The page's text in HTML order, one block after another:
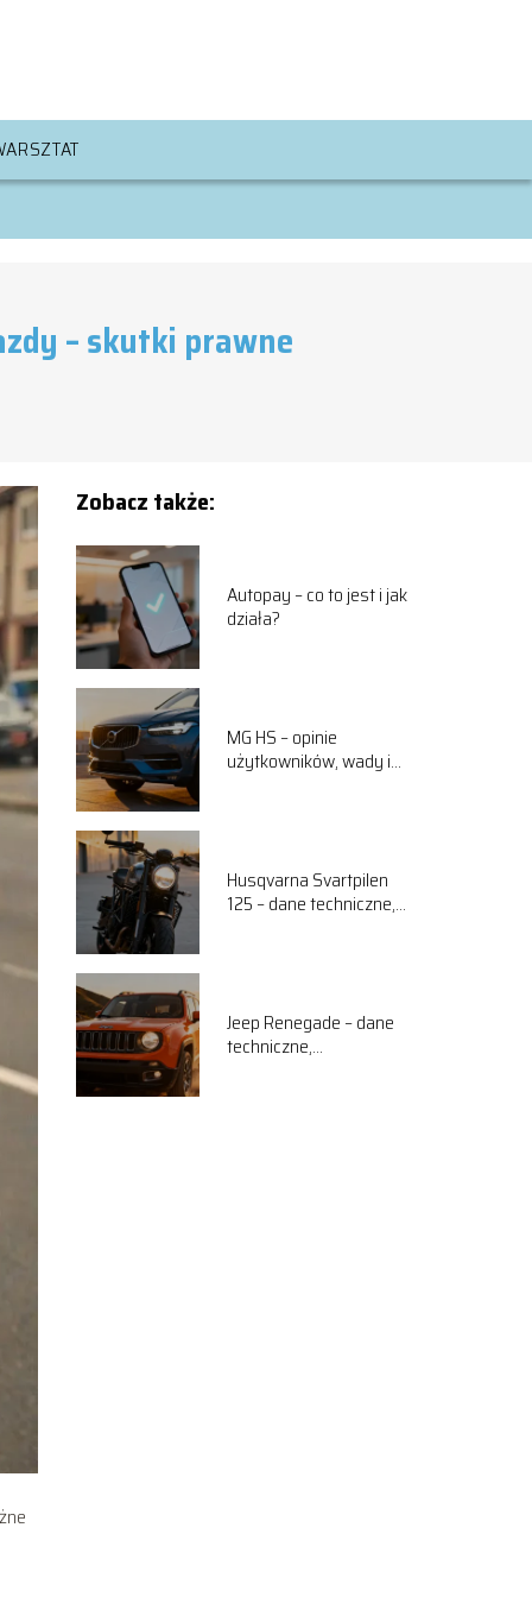
– skutki prawne
Zobacz także:
Autopay – co to jest i jak
działa?
MG HS – opinie
użytkowników, wady i
Husqvarna Svartpilen
125 – dane techniczne,
Jeep Renegade – dane
techniczne,